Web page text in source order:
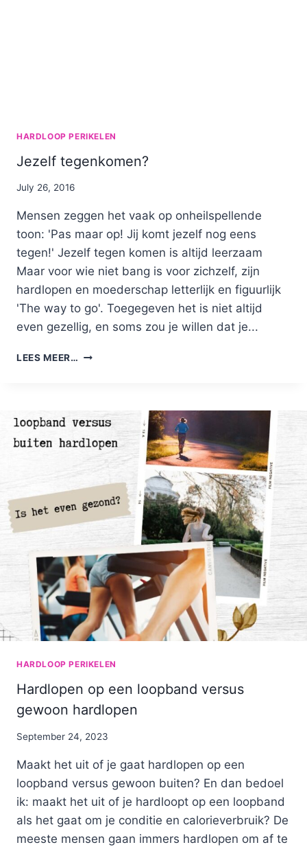
HARDLOOP PERIKELEN
Jezelf tegenkomen?
By
July 26, 2016
Mensen zeggen het vaak op onheilspellende
toon: 'Pas maar op! Jij komt jezelf nog eens
tegen!' Jezelf tegen komen is altijd leerzaam
Maar voor wie niet bang is voor zichzelf, zijn
hardlopen en moederschap letterlijk en figuurlijk
'The way to go'. Toegegeven het is niet altijd
even gezellig, en soms zou je willen dat je...
LEES MEER… JEZELF
HARDLOOP PERIKELEN
Hardlopen op een loopband versus
gewoon hardlopen
By
September 24, 2023
Maakt het uit of je gaat hardlopen op een
loopband versus gewoon buiten? En dan bedoel
ik: maakt het uit of je hardloopt op een loopband
als het gaat om je conditie en calorieverbruik? De
meeste mensen gaan immers hardlopen om af te